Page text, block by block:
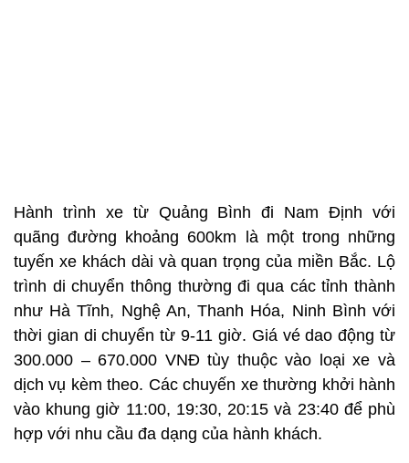
Hành trình xe từ Quảng Bình đi Nam Định với
quãng đường khoảng 600km là một trong những
tuyến xe khách dài và quan trọng của miền Bắc. Lộ
trình di chuyển thông thường đi qua các tỉnh thành
như Hà Tĩnh, Nghệ An, Thanh Hóa, Ninh Bình với
thời gian di chuyển từ 9-11 giờ. Giá vé dao động từ
300.000 – 670.000 VNĐ tùy thuộc vào loại xe và
dịch vụ kèm theo. Các chuyến xe thường khởi hành
vào khung giờ 11:00, 19:30, 20:15 và 23:40 để phù
hợp với nhu cầu đa dạng của hành khách.